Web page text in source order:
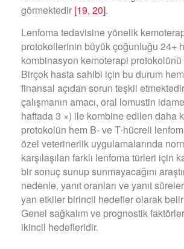
görmektedir [19, 20].
Lenfoma tedavisine yönelik
protokollerinin büyük çoğunluğu 24+
kombinasyon kemoterapi protokolünü
Birçok hasta sahibi için bu durum
finansal açıdan sorun teşkil
çalışmanın amacı, oral lomustin
haftada 3 ×) ile kombine edilen daha
protokolün hem B- ve T-hücreli
özel veterinerlik uygulamalarında
karşılaşılan farklı lenfoma türleri için
bir sonuç sunup sunmayacağını
nedenle, yanıt oranları ve yanıt
yan etkiler birincil hedefler olarak
Genel sağkalım ve prognostik
ikincil hedefleridir.